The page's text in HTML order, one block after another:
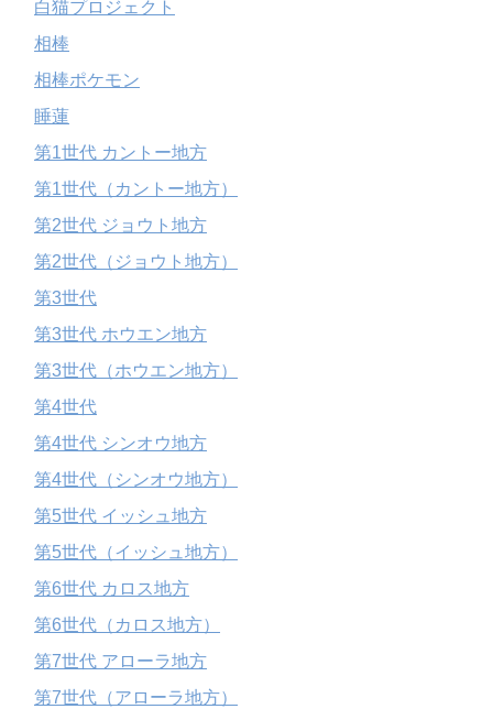
白猫プロジェクト
相棒
相棒ポケモン
睡蓮
第1世代 カントー地方
第1世代（カントー地方）
第2世代 ジョウト地方
第2世代（ジョウト地方）
第3世代
第3世代 ホウエン地方
第3世代（ホウエン地方）
第4世代
第4世代 シンオウ地方
第4世代（シンオウ地方）
第5世代 イッシュ地方
第5世代（イッシュ地方）
第6世代 カロス地方
第6世代（カロス地方）
第7世代 アローラ地方
第7世代（アローラ地方）